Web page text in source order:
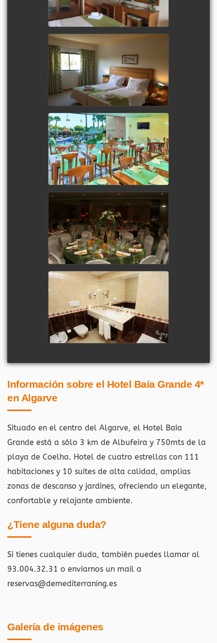
Información sobre el Hotel Baía Grande 4*
en Algarve
Situado en el centro del Algarve, el Hotel Baía
Grande está a sólo 3 km de Albufeira y 750mts de la
playa de Coelha. Hotel de cuatro estrellas con 111
habitaciones y 10 suites de alta calidad, amplias
zonas de descanso y jardines, ofreciendo un elegante,
confortable y relajante ambiente.
¿Tiene alguna duda?
Si tienes cualquier duda, también puedes llamar al
93.004.32.31 o enviarnos un mail a
reservas@demediterraning.es
Galería de imágenes